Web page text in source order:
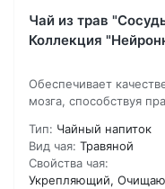
Чай из трав
Коллекция
Обеспечивает
мозга, способствуя
Тип: Чайный напиток
Вид чая: Травяной
Свойства чая:
Укрепляющий,